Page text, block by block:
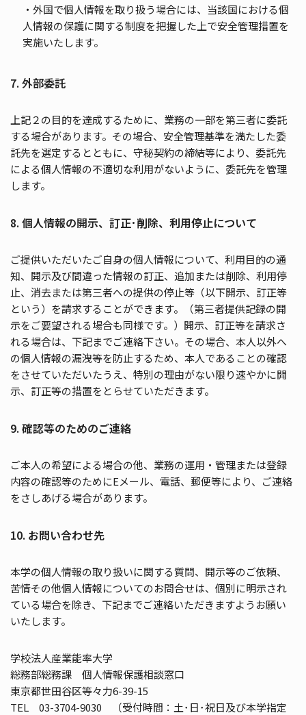
・外国で個人情報を取り扱う場合には、当該国における個
人情報の保護に関する制度を把握した上で安全管理措置を
実施いたします。
7. 外部委託
上記２の目的を達成するために、業務の一部を第三者に委託
する場合があります。その場合、安全管理基準を満たした委
託先を選定するとともに、守秘契約の締結等により、委託先
による個人情報の不適切な利用がないように、委託先を管理
します。
8. 個人情報の開示、訂正･削除、利用停止について
ご提供いただいたご自身の個人情報について、利用目的の通
知、開示及び間違った情報の訂正、追加または削除、利用停
止、消去または第三者への提供の停止等（以下開示、訂正等
という）を請求することができます。（第三者提供記録の開
示をご要望される場合も同様です。）開示、訂正等を請求さ
れる場合は、下記までご連絡下さい。その場合、本人以外へ
の個人情報の漏洩等を防止するため、本人であることの確認
をさせていただいたうえ、特別の理由がない限り速やかに開
示、訂正等の措置をとらせていただきます。
9. 確認等のためのご連絡
ご本人の希望による場合の他、業務の運用・管理または登録
内容の確認等のためにEメール、電話、郵便等により、ご連絡
をさしあげる場合があります。
10. お問い合わせ先
本学の個人情報の取り扱いに関する質問、開示等のご依頼、
苦情その他個人情報についてのお問合せは、個別に明示され
ている場合を除き、下記までご連絡いただきますようお願い
いたします。
学校法人産業能率大学
総務部総務課 個人情報保護相談窓口
東京都世田谷区等々力6-39-15
TEL 03-3704-9030 （受付時間：土･日･祝日及び本学指定